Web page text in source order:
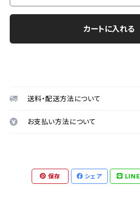
カートに入れる
送料・配送方法について
お支払い方法について
保存 シェア LINE